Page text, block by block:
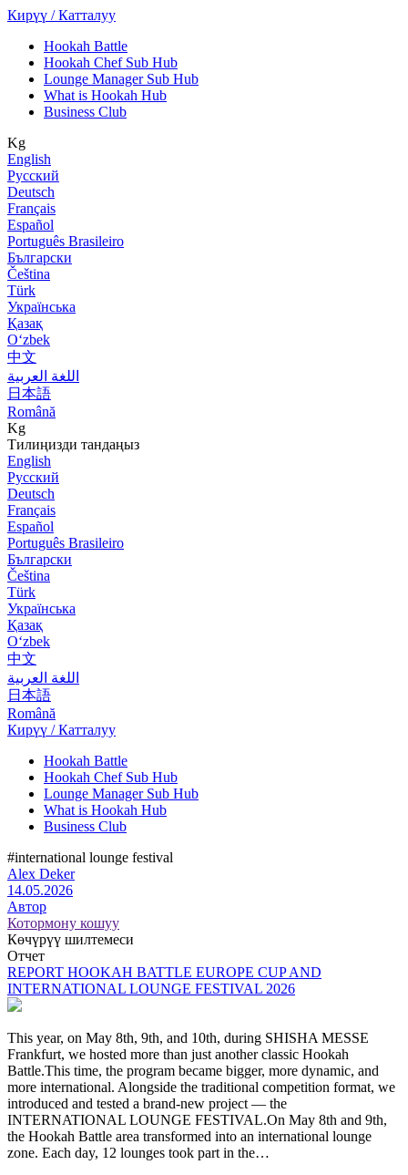
Кирүү / Катталуу
Hookah Battle
Hookah Chef Sub Hub
Lounge Manager Sub Hub
What is Hookah Hub
Business Club
Kg
English
Русский
Deutsch
Français
Español
Português Brasileiro
Български
Čeština
Türk
Українська
Қазақ
Оʻzbek
中文
اللغة العربية
日本語
Română
Kg
Тилиңизди тандаңыз
English
Русский
Deutsch
Français
Español
Português Brasileiro
Български
Čeština
Türk
Українська
Қазақ
Оʻzbek
中文
اللغة العربية
日本語
Română
Кирүү / Катталуу
Hookah Battle
Hookah Chef Sub Hub
Lounge Manager Sub Hub
What is Hookah Hub
Business Club
#international lounge festival
Alex Deker
14.05.2026
Автор
Котормону кошуу
Көчүрүү шилтемеси
Отчет
REPORT HOOKAH BATTLE EUROPE CUP AND
INTERNATIONAL LOUNGE FESTIVAL 2026
This year, on May 8th, 9th, and 10th, during SHISHA MESSE
Frankfurt, we hosted more than just another classic Hookah
Battle.This time, the program became bigger, more dynamic, and
more international. Alongside the traditional competition format, we
introduced and tested a brand-new project — the
INTERNATIONAL LOUNGE FESTIVAL.On May 8th and 9th,
the Hookah Battle area transformed into an international lounge
zone. Each day, 12 lounges took part in the…